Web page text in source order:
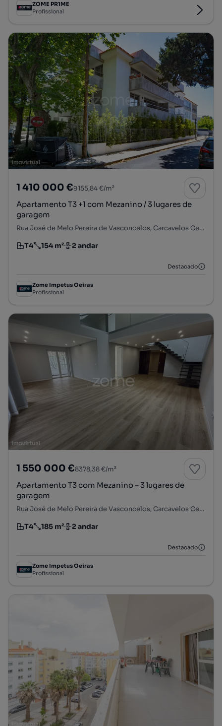
ZOME PR1ME
Profissional
1 410 000 €9155,84 €/m²
Apartamento T3 +1 com Mezanino / 3 lugares de
garagem
Rua José de Melo Pereira de Vasconcelos, Carcavelos Centro, Carcavelos e Parede, Cascais, Lisboa
Tipologia
T4
Preço por metro quadrado
154 m²
Andar 2 andar
Destacado
Zome Impetus Oeiras
Profissional
1 550 000 €8378,38 €/m²
Apartamento T3 com Mezanino – 3 lugares de
garagem
Rua José de Melo Pereira de Vasconcelos, Carcavelos Centro, Carcavelos e Parede, Cascais, Lisboa
Tipologia
T4
Preço por metro quadrado
185 m²
Andar 2 andar
Destacado
Zome Impetus Oeiras
Profissional